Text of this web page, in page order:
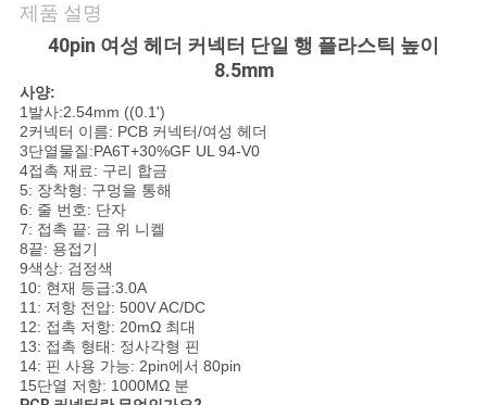
요
하
다
COMPANY
NEWS
사
이
제품 설명
40pin 여성 헤더 커넥터 단일 행 플라스틱 높이
8.5mm
사양:
1발사:2.54mm ((0.1')
2커넥터 이름: PCB 커넥터/여성 헤더
3단열물질:PA6T+30%GF UL 94-V0
4접촉 재료: 구리 합금
5: 장착형: 구멍을 통해
6: 줄 번호: 단자
7: 접촉 끝: 금 위 니켈
8끝: 용접기
9색상: 검정색
10: 현재 등급:3.0A
11: 저항 전압: 500V AC/DC
12: 접촉 저항: 20mΩ 최대
13: 접촉 형태: 정사각형 핀
14: 핀 사용 가능: 2pin에서 80pin
15단열 저항: 1000MΩ 분